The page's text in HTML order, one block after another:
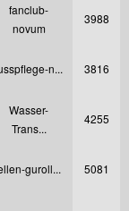
fanclub-
novum
3988
n... 3816
Wasser-
Trans...
4255
guroll... 5081